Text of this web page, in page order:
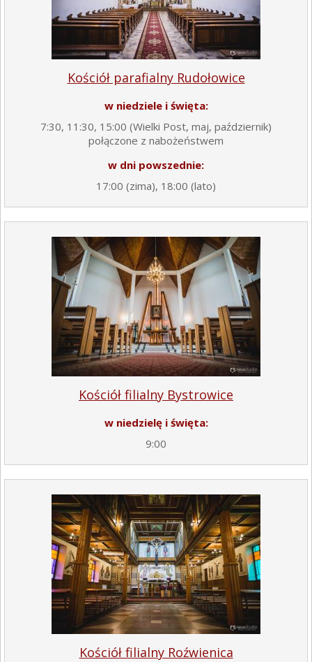
Kościół parafialny Rudołowice
w niedziele i święta:
7:30, 11:30, 15:00 (Wielki Post, maj, październik)
połączone z nabożeństwem
w dni powszednie:
17:00 (zima), 18:00 (lato)
Kościół filialny Bystrowice
w niedzielę i święta:
9:00
Kościół filialny Roźwienica